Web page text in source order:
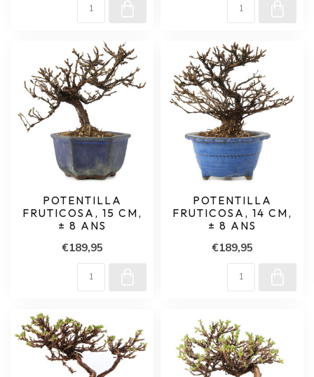
POTENTILLA
FRUTICOSA, 15 CM,
± 8 ANS
€189,95
POTENTILLA
FRUTICOSA, 14 CM,
± 8 ANS
€189,95